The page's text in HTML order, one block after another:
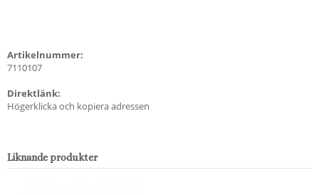
Artikelnummer:
7110107
Direktlänk:
Högerklicka och kopiera adressen
Liknande produkter